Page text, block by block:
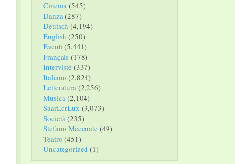
Cinema (545)
Danza (287)
Deutsch (4,194)
English (250)
Eventi (5,441)
Français (178)
Interviste (337)
Italiano (2,824)
Letteratura (2,256)
Musica (2,104)
SaarLorLux (3,073)
Società (235)
Stefano Mecenate (49)
Teatro (451)
Uncategorized (1)